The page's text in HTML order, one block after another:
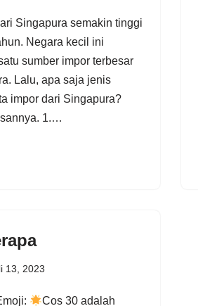
Singapura semakin tinggi
Negara kecil ini
sumber impor terbesar
Lalu, apa saja jenis
impor dari Singapura?
1.…
13, 2023
Cos 30 adalah